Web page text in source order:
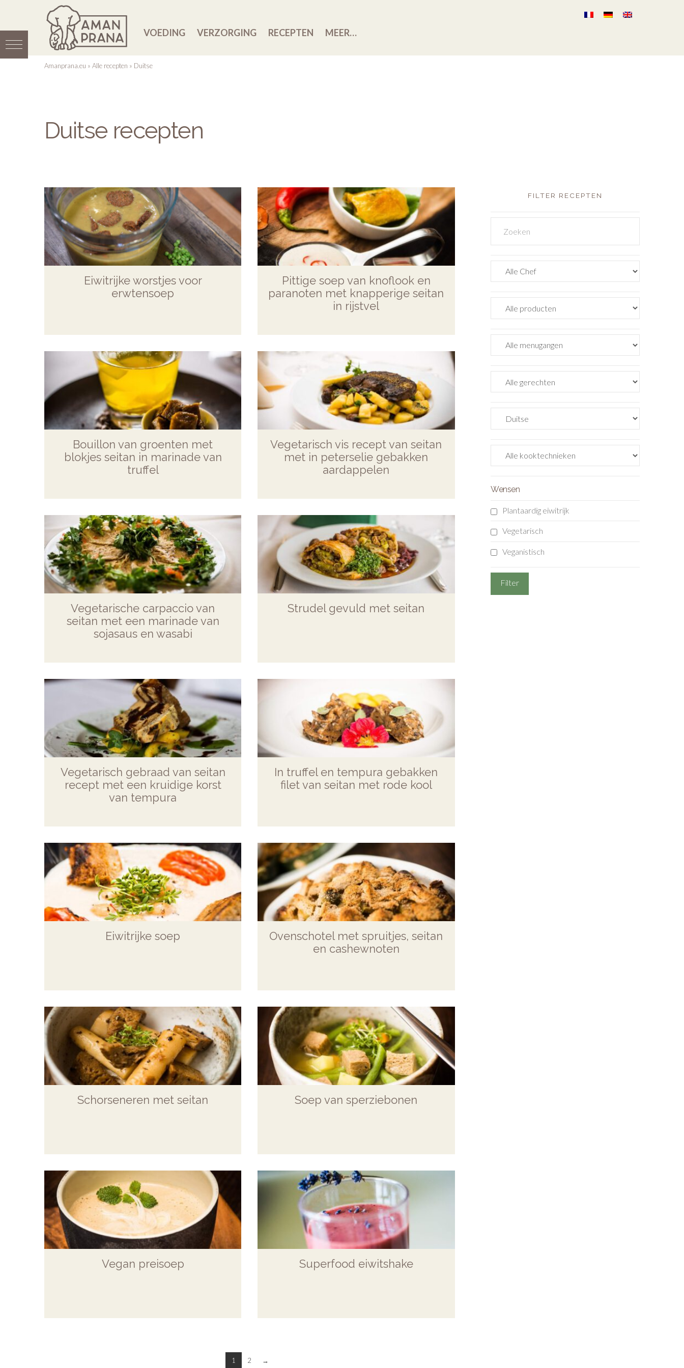
VOEDING VERZORGING RECEPTEN MEER…
Amanprana.eu » Alle recepten » Duitse
Duitse recepten
Eiwitrijke worstjes voor
erwtensoep
Pittige soep van knoflook en
paranoten met knapperige seitan
in rijstvel
Bouillon van groenten met
blokjes seitan in marinade van
truffel
Vegetarisch vis recept van seitan
met in peterselie gebakken
aardappelen
Vegetarische carpaccio van
seitan met een marinade van
sojasaus en wasabi
Strudel gevuld met seitan
Vegetarisch gebraad van seitan
recept met een kruidige korst
van tempura
In truffel en tempura gebakken
filet van seitan met rode kool
Eiwitrijke soep
Ovenschotel met spruitjes, seitan
en cashewnoten
Schorseneren met seitan Soep van sperziebonen
Vegan preisoep Superfood eiwitshake
1 2 →
FILTER RECEPTEN
Wensen
Plantaardig eiwitrijk
Vegetarisch
Veganistisch